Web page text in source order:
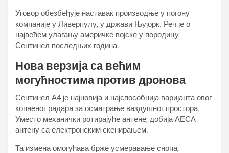
Уговор обезбеђује наставак производње у погону
компаније у Ливерпулу, у држави Њујорк. Реч је о
највећем улагању америчке војске у породицу
Сентинел последњих година.
Нова верзија са већим
могућностима против дронова
Сентинел А4 је најновија и најспособнија варијанта овог
копненог радара за осматрање ваздушног простора.
Уместо механички ротирајуће антене, добија АЕСА
антену са електронским скенирањем.
Та измена омогућава брже усмеравање снопа,